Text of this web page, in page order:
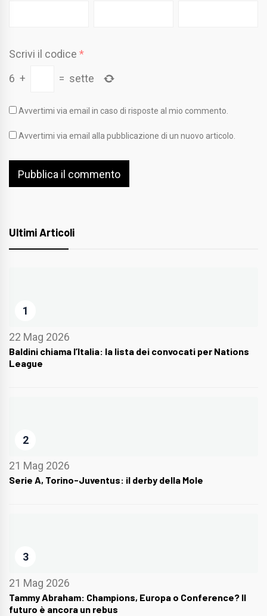
Scrivi il codice *
6 + = sette
Avvertimi via email in caso di risposte al mio commento.
Avvertimi via email alla pubblicazione di un nuovo articolo.
Ultimi Articoli
1
22 Mag 2026
Baldini chiama l’Italia: la lista dei convocati per Nations
League
2
21 Mag 2026
Serie A, Torino-Juventus: il derby della Mole
3
21 Mag 2026
Tammy Abraham: Champions, Europa o Conference? Il
futuro è ancora un rebus